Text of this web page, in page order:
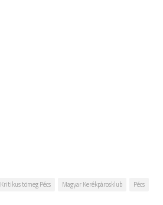
Kritikus tömeg Pécs Magyar Kerékpárosklub
Pécs